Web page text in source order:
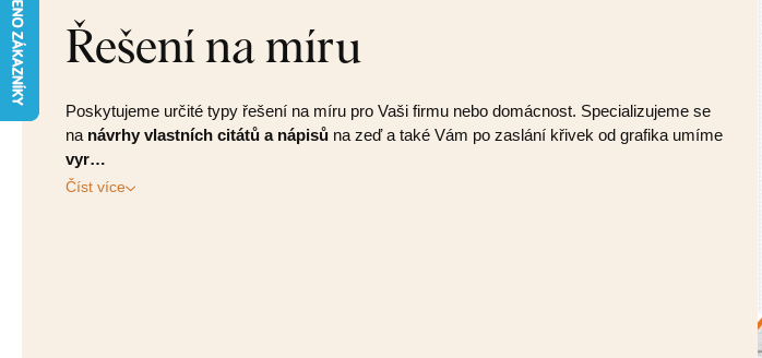
Řešení na míru
Poskytujeme určité typy řešení na míru pro Vaši firmu nebo domácnost. Specializujeme se
na návrhy vlastních citátů a nápisů na zeď a také Vám po zaslání křivek od grafika umíme
vyr…
Číst více